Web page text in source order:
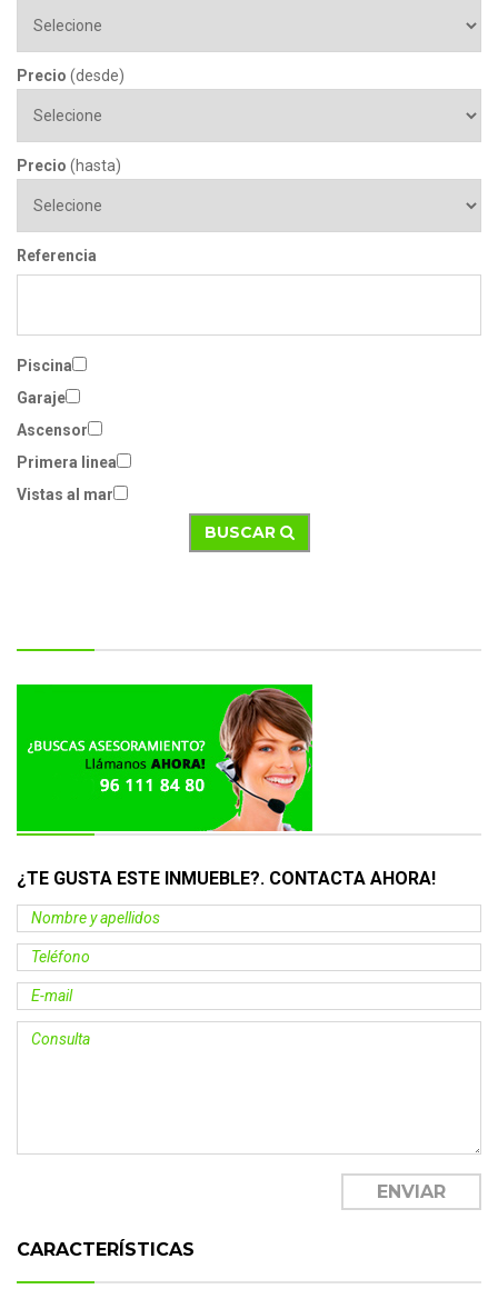
Precio (desde)
Precio (hasta)
Referencia
Piscina
Garaje
Ascensor
Primera linea
Vistas al mar
BUSCAR
¿TE GUSTA ESTE INMUEBLE?. CONTACTA AHORA!
CARACTERÍSTICAS